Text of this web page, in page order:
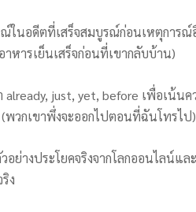
ณ์ในอดีตที่เสร็จสมบูรณ์ก่อนเหตุการณ์
าหารเย็นเสร็จก่อนที่เขากลับบ้าน)
already, just, yet, before เพื่อเน้
พวกเขาพึ่งจะออกไปตอนที่ฉันโทรไป)
อย่างประโยคจริงจากโลกออนไลน์แ
ง